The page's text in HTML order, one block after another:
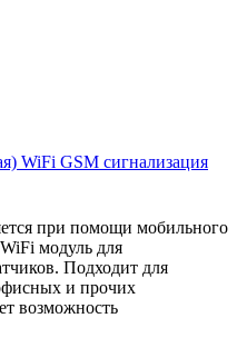
WiFi GSM сигнализация
при помощи мобильного
модуль для
Подходит для
и прочих
возможность